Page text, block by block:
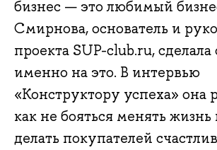
бизнес — это любимый
Смирнова, основатель и
проекта SUP-club.ru, сделала
именно на это. В интервью
«Конструктору успеха» она
как не бояться менять жизнь
делать покупателей